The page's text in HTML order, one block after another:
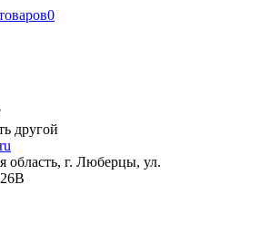
0
другой
область, г. Люберцы, ул.